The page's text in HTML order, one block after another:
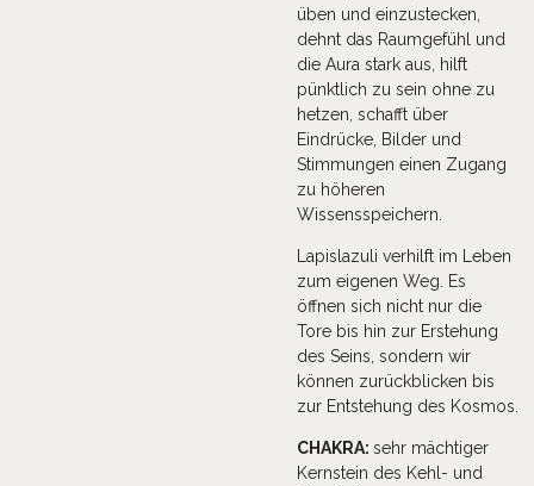
üben und einzustecken,
dehnt das Raumgefühl und
die Aura stark aus, hilft
pünktlich zu sein ohne zu
hetzen, schafft über
Eindrücke, Bilder und
Stimmungen einen Zugang
zu höheren
Wissensspeichern.
Lapislazuli verhilft im Leben
zum eigenen Weg. Es
öffnen sich nicht nur die
Tore bis hin zur Erstehung
des Seins, sondern wir
können zurückblicken bis
zur Entstehung des Kosmos.
CHAKRA: sehr mächtiger
Kernstein des Kehl- und